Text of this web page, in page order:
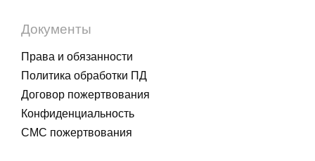
Документы
Права и обязанности
Политика обработки ПД
Договор пожертвования
Конфиденциальность
СМС пожертвования